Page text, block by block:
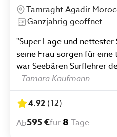
Tamraght Agadir
Ganzjährig geöffnet
"Super Lage und nettester
seine Frau sorgen für
war Seebären Surflehrer
konnten :)"
- Tamara Kaufmann
4.92 (12)
Ab595 €für 8 Tage